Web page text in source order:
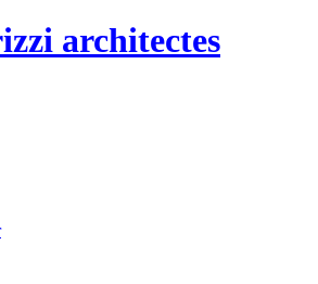
architectes